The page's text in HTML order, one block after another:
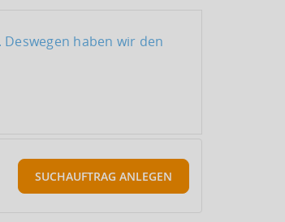
haben wir den
SUCHAUFTRAG ANLEGEN